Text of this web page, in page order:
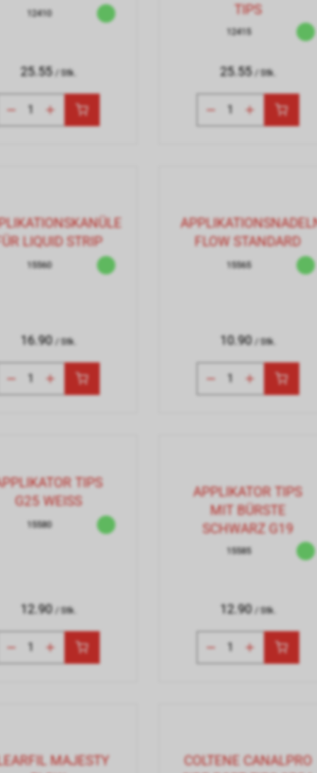
12410
25.55 / Stk.
TIPS
12415
25.55 / Stk.
LIQUID STRIP
15560
16.90 / Stk.
FLOW STANDARD
15565
10.90 / Stk.
TIPS
G25 WEISS
15580
12.90 / Stk.
APPLIKATOR TIPS
MIT BÜRSTE
SCHWARZ G19
15585
12.90 / Stk.
MAJESTY
COLTENE CANALPRO